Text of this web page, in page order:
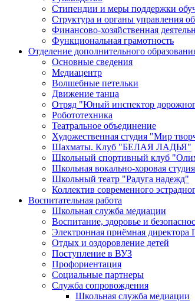
Стипендии и меры поддержки
Структура и органы управления
Финансово-хозяйственная
Функциональная грамотность
Отделение дополнительного
Основные сведения
Медиацентр
Волшебные петельки
Движение танца
Отряд "Юный инспектор
Робототехника
Театральное объединение
Художественная студия "Мир
Шахматы. Клуб "БЕЛАЯ ЛАДЬЯ"
Школьный спортивный клуб
Школьная вокально-хоровая
Школьный театр "Радуга надежд"
Коллектив современного
Воспитательная работа
Школьная служба медиации
Воспитание, здоровье и
Электронная приёмная
Отдых и оздоровление детей
Поступление в ВУЗ
Профориентация
Социальные партнеры
Служба сопровождения
Школьная служба медиации